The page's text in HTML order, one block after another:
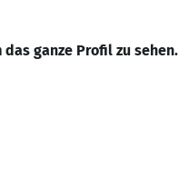
das ganze Profil zu sehen.